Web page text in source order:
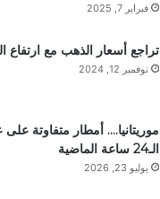
فبراير 7, 2025
تراجع أسعار الذهب مع ارتفاع
نوفمبر 12, 2024
موريتانيا…. أمطار متفاوتة
الـ24 ساعة الماضية
يوليو 23, 2026